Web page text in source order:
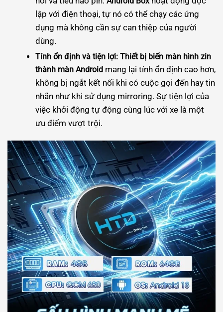
lập với điện thoại, tự nó có thể chạy các ứng
dụng mà không cần sự can thiệp của người
dùng.
Tính ổn định và tiện lợi: Thiết bị biến màn hình zin
thành màn Androidmang lại tính ổn định cao hơn,
không bị ngắt kết nối khi có cuộc gọi đến hay tin
nhắn như khi sử dụng mirroring. Sự tiện lợi của
việc khởi động tự động cùng lúc với xe là một
ưu điểm vượt trội.